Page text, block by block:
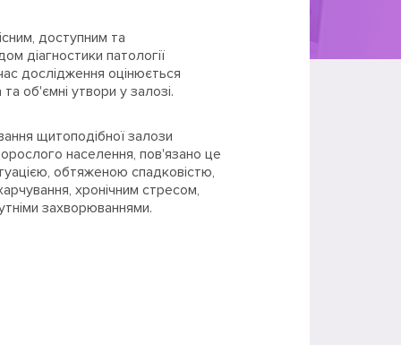
доступним та
діагностики патології
дослідження оцінюється
об'ємні утвори у залозі.
щитоподібної залози
населення, пов'язано це
обтяженою спадковістю,
хронічним стресом,
захворюваннями.